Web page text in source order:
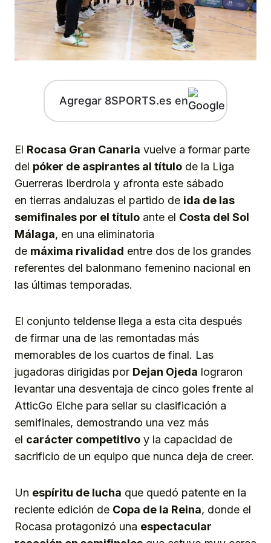
Agregar 8SPORTS.es en
El Rocasa Gran Canaria vuelve a formar parte
del póker de aspirantes al título de la Liga
Guerreras Iberdrola y afronta este sábado
en tierras andaluzas el partido de ida de las
semifinales por el título ante el Costa del Sol
Málaga, en una eliminatoria
de máxima rivalidad entre dos de los grandes
referentes del balonmano femenino nacional en
las últimas temporadas.
El conjunto teldense llega a esta cita después
de firmar una de las remontadas más
memorables de los cuartos de final. Las
jugadoras dirigidas por Dejan Ojeda lograron
levantar una desventaja de cinco goles frente al
AtticGo Elche para sellar su clasificación a
semifinales, demostrando una vez más
el carácter competitivo y la capacidad de
sacrificio de un equipo que nunca deja de creer.
Un espíritu de lucha que quedó patente en la
reciente edición de Copa de la Reina, donde el
Rocasa protagonizó una espectacular